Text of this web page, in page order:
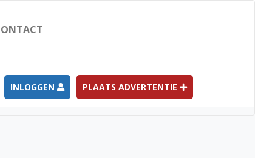
INLOGGEN PLAATS ADVERTENTIE